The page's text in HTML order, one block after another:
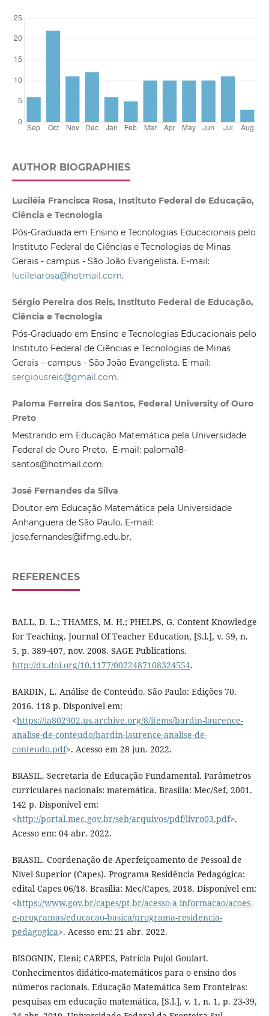
AUTHOR BIOGRAPHIES
Luciléia Francisca Rosa, Instituto Federal de Educação,
Ciência e Tecnologia
Pós-Graduada em Ensino e Tecnologias Educacionais pelo
Instituto Federal de Ciências e Tecnologias de Minas
Gerais - campus - São João Evangelista. E-mail:
lucileiarosa@hotmail.com.
Sérgio Pereira dos Reis, Instituto Federal de Educação,
Ciência e Tecnologia
Pós-Graduado em Ensino e Tecnologias Educacionais pelo
Instituto Federal de Ciências e Tecnologias de Minas
Gerais – campus - São João Evangelista. E-mail:
sergiousreis@gmail.com.
Paloma Ferreira dos Santos, Federal University of Ouro
Preto
Mestrando em Educação Matemática pela Universidade
Federal de Ouro Preto. E-mail: paloma18-
santos@hotmail.com.
José Fernandes da Silva
Doutor em Educação Matemática pela Universidade
Anhanguera de São Paulo. E-mail:
jose.fernandes@ifmg.edu.br.
REFERENCES
BALL, D. L.; THAMES, M. H.; PHELPS, G. Content Knowledge
for Teaching. Journal Of Teacher Education, [S.l.], v. 59, n.
5, p. 389-407, nov. 2008. SAGE Publications.
http://dx.doi.org/10.1177/0022487108324554.
BARDIN, L. Análise de Conteúdo. São Paulo: Edições 70.
2016. 118 p. Disponível em:
<https://ia802902.us.archive.org/8/items/bardin-laurence-
analise-de-conteudo/bardin-laurence-analise-de-
conteudo.pdf>. Acesso em 28 jun. 2022.
BRASIL. Secretaria de Educação Fundamental. Parâmetros
curriculares nacionais: matemática. Brasília: Mec/Sef, 2001.
142 p. Disponível em:
<http://portal.mec.gov.br/seb/arquivos/pdf/livro03.pdf>.
Acesso em: 04 abr. 2022.
BRASIL. Coordenação de Aperfeiçoamento de Pessoal de
Nível Superior (Capes). Programa Residência Pedagógica:
edital Capes 06/18. Brasília: Mec/Capes, 2018. Disponível em:
<https://www.gov.br/capes/pt-br/acesso-a-informacao/acoes-
e-programas/educacao-basica/programa-residencia-
pedagogica>. Acesso em: 21 abr. 2022.
BISOGNIN, Eleni; CARPES, Patrícia Pujol Goulart.
Conhecimentos didático-matemáticos para o ensino dos
números racionais. Educação Matemática Sem Fronteiras:
pesquisas em educação matemática, [S.l.], v. 1, n. 1, p. 23-39,